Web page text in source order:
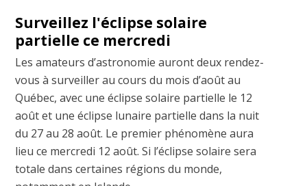
Surveillez l'éclipse solaire
partielle ce mercredi
Les amateurs d’astronomie auront deux rendez-
vous à surveiller au cours du mois d’août au
Québec, avec une éclipse solaire partielle le 12
août et une éclipse lunaire partielle dans la nuit
du 27 au 28 août. Le premier phénomène aura
lieu ce mercredi 12 août. Si l’éclipse solaire sera
totale dans certaines régions du monde,